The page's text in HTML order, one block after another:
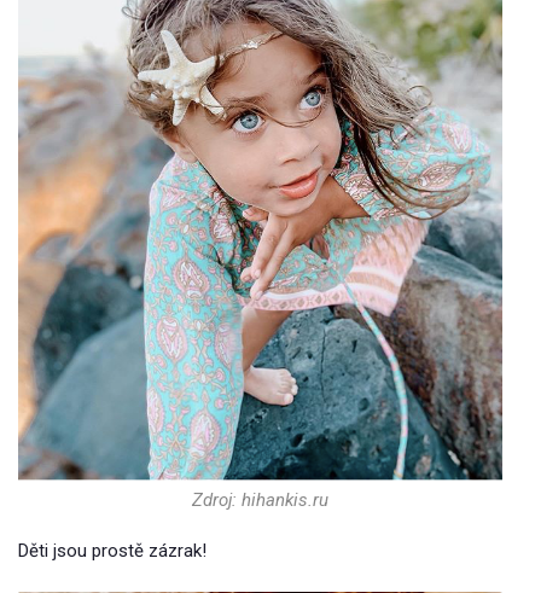
Zdroj: hihankis.ru
Děti jsou prostě zázrak!